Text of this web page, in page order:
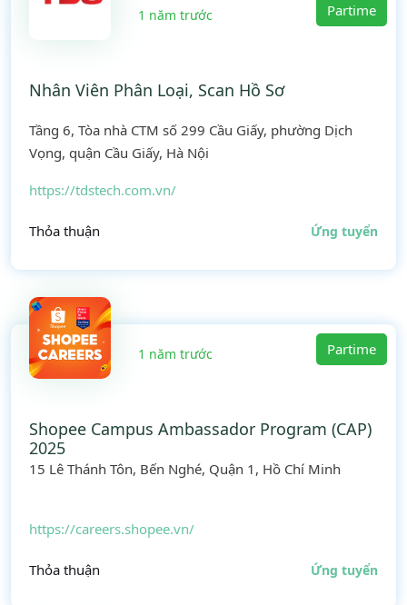
1 năm trước Partime
Nhân Viên Phân Loại, Scan Hồ Sơ
Tầng 6, Tòa nhà CTM số 299 Cầu Giấy, phường Dịch
Vọng, quận Cầu Giấy, Hà Nội
https://tdstech.com.vn/
Thỏa thuận Ứng tuyển
1 năm trước Partime
Shopee Campus Ambassador Program (CAP)
2025
15 Lê Thánh Tôn, Bến Nghé, Quận 1, Hồ Chí Minh
https://careers.shopee.vn/
Thỏa thuận Ứng tuyển